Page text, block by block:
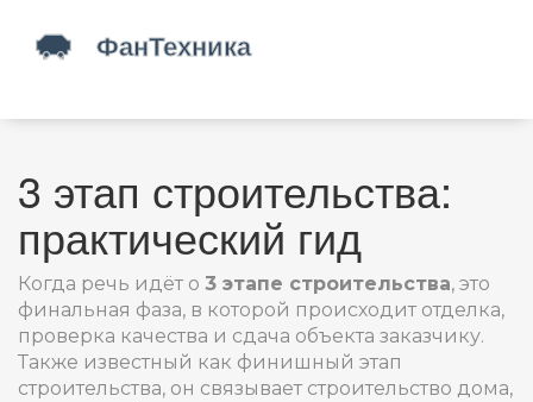
3 этап строительства:
практический гид
Когда речь идёт о 3 этапе строительства, это
финальная фаза, в которой происходит отделка,
проверка качества и сдача объекта заказчику.
Также известный как финишный этап
строительства, он связывает строительство дома,